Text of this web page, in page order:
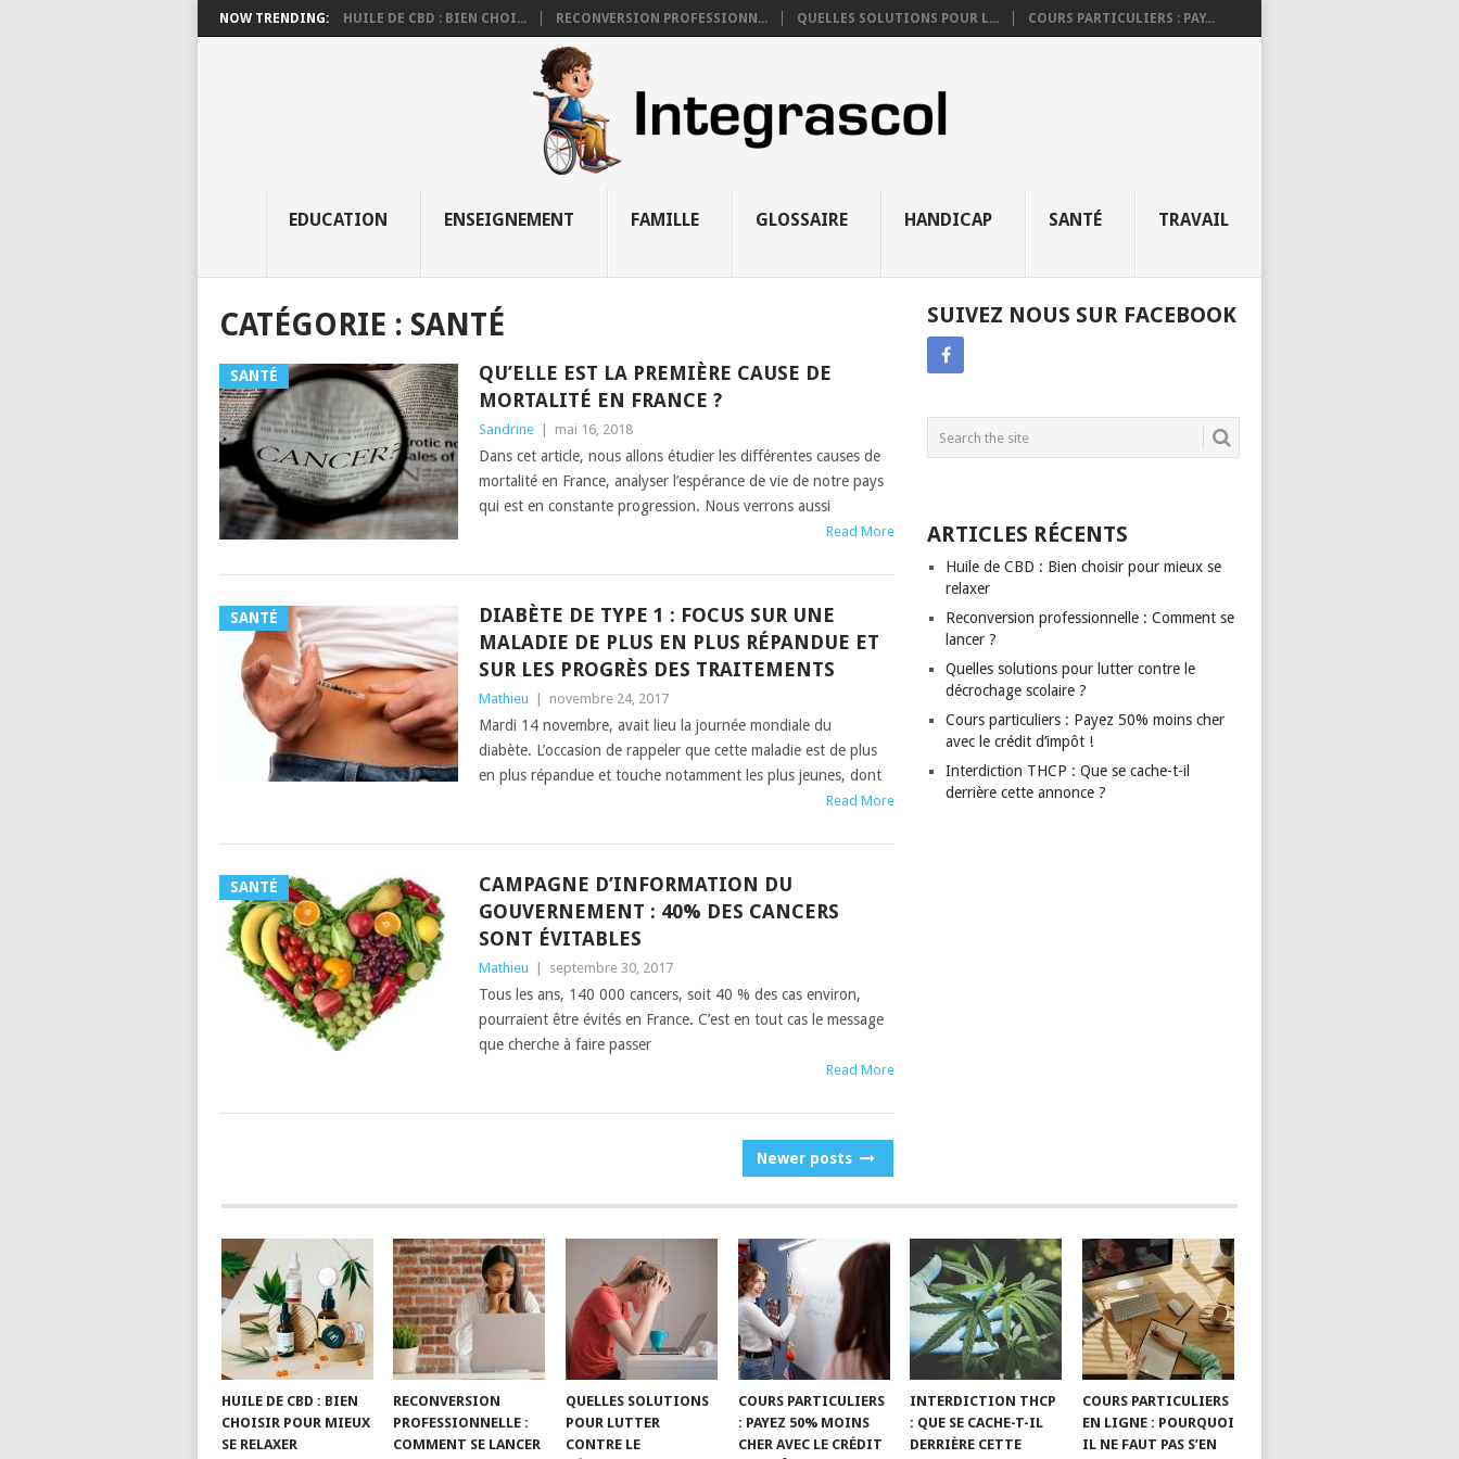
NOW TRENDING: HUILE DE CBD : BIEN CHOI... RECONVERSION PROFESSIONN... QUELLES SOLUTIONS POUR L... COURS PARTICULIERS : PAY...
EDUCATION ENSEIGNEMENT FAMILLE GLOSSAIRE HANDICAP SANTÉ TRAVAIL
CATÉGORIE : SANTÉ
SANTÉ
QU’ELLE EST LA PREMIÈRE CAUSE DE
MORTALITÉ EN FRANCE ?
Sandrine mai 16, 2018
Dans cet article, nous allons étudier les différentes causes de
mortalité en France, analyser l’espérance de vie de notre pays
qui est en constante progression. Nous verrons aussi
Read More
SANTÉ
DIABÈTE DE TYPE 1 : FOCUS SUR UNE
MALADIE DE PLUS EN PLUS RÉPANDUE ET
SUR LES PROGRÈS DES TRAITEMENTS
Mathieu novembre 24, 2017
Mardi 14 novembre, avait lieu la journée mondiale du
diabète. L’occasion de rappeler que cette maladie est de plus
en plus répandue et touche notamment les plus jeunes, dont
Read More
SANTÉ
CAMPAGNE D’INFORMATION DU
GOUVERNEMENT : 40% DES CANCERS
SONT ÉVITABLES
Mathieu septembre 30, 2017
Tous les ans, 140 000 cancers, soit 40 % des cas environ,
pourraient être évités en France. C’est en tout cas le message
que cherche à faire passer
Read More
Newer posts
SUIVEZ NOUS SUR FACEBOOK
ARTICLES RÉCENTS
Huile de CBD : Bien choisir pour mieux se
relaxer
Reconversion professionnelle : Comment se
lancer ?
Quelles solutions pour lutter contre le
décrochage scolaire ?
Cours particuliers : Payez 50% moins cher
avec le crédit d’impôt !
Interdiction THCP : Que se cache-t-il
derrière cette annonce ?
HUILE DE CBD : BIEN
CHOISIR POUR MIEUX
SE RELAXER
RECONVERSION
PROFESSIONNELLE :
COMMENT SE LANCER
QUELLES SOLUTIONS
POUR LUTTER
CONTRE LE
COURS PARTICULIERS
: PAYEZ 50% MOINS
CHER AVEC LE CRÉDIT
INTERDICTION THCP
: QUE SE CACHE-T-IL
DERRIÈRE CETTE
COURS PARTICULIERS
EN LIGNE : POURQUOI
IL NE FAUT PAS S’EN